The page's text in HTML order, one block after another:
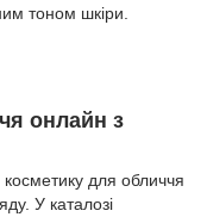
тоном шкіри.
онлайн з
для обличчя
У каталозі